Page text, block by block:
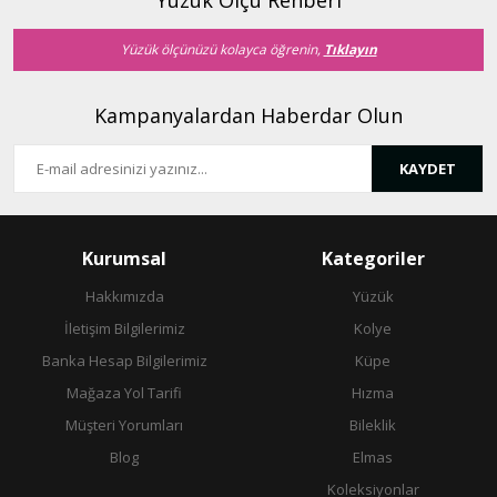
Bu ürüne benzer farklı alternatifler olmalı.
Yüzük ölçünüzü kolayca öğrenin, Tıklayın
Kampanyalardan Haberdar Olun
KAYDET
Kurumsal
Hakkımızda
İletişim Bilgilerimiz
Banka Hesap Bilgilerimiz
Mağaza Yol Tarifi
Müşteri Yorumları
Blog
Kategoriler
Yüzük
Kolye
Küpe
Hızma
Bileklik
Elmas
Koleksiyonlar